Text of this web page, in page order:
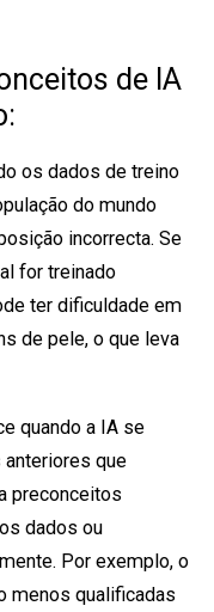
de IA
os dados de treino
do mundo
incorrecta. Se
for treinado
ter dificuldade em
de pele, o que leva
quando a IA se
que
preconceitos
dados ou
Por exemplo, o
menos qualificadas